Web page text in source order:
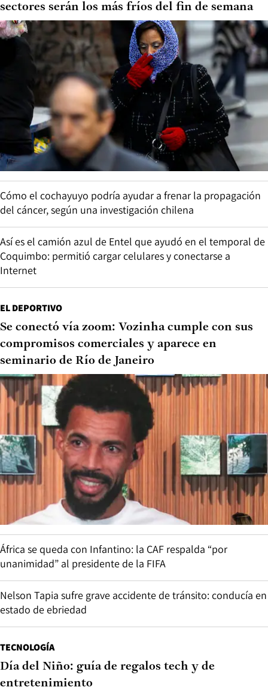
sectores serán los más fríos del fin de semana
Cómo el cochayuyo podría ayudar a frenar la propagación
del cáncer, según una investigación chilena
Así es el camión azul de Entel que ayudó en el temporal de
Coquimbo: permitió cargar celulares y conectarse a
Internet
EL DEPORTIVO
Se conectó vía zoom: Vozinha cumple con sus
compromisos comerciales y aparece en
seminario de Río de Janeiro
África se queda con Infantino: la CAF respalda “por
unanimidad” al presidente de la FIFA
Nelson Tapia sufre grave accidente de tránsito: conducía en
estado de ebriedad
TECNOLOGÍA
Día del Niño: guía de regalos tech y de
entretenimiento